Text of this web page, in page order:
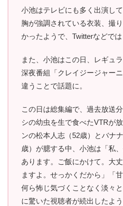
小池はテレビにも多く出演し
胸が強調されている衣装、撮
かったようで、Twitterなどでは
また、小池はこの日、レギュ
深夜番組「クレイジージャー
違うことで話題に。
この日は総集編で、過去放送
シの幼虫を生で食べたVTRが
ンの松本人志（52歳）とバナ
歳）が臆する中、小池は「私
あります。ご飯にかけて。大
ますよ。せっかくだから」「
何ら怖じ気づくことなく淡々
に驚いた視聴者が続出したよう